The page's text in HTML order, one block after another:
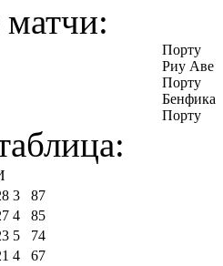
Порту
Риу Аве
Порту
Бенфика
Порту
3
87
4
85
5
74
4
67